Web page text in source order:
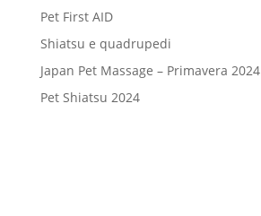
Pet First AID
Shiatsu e quadrupedi
Japan Pet Massage – Primavera 2024
Pet Shiatsu 2024